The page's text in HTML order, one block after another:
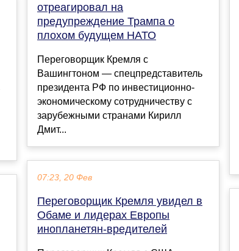
отреагировал на
предупреждение Трампа о
плохом будущем НАТО
Переговорщик Кремля с
Вашингтоном — спецпредставитель
президента РФ по инвестиционно-
экономическому сотрудничеству с
зарубежными странами Кирилл
Дмит...
07:23, 20 Фев
Переговорщик Кремля увидел в
Обаме и лидерах Европы
инопланетян-вредителей